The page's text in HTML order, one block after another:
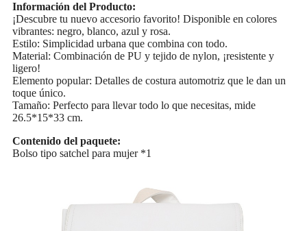
Información del Producto:
¡Descubre tu nuevo accesorio favorito! Disponible en colores
vibrantes: negro, blanco, azul y rosa.
Estilo: Simplicidad urbana que combina con todo.
Material: Combinación de PU y tejido de nylon, ¡resistente y
ligero!
Elemento popular: Detalles de costura automotriz que le dan un
toque único.
Tamaño: Perfecto para llevar todo lo que necesitas, mide
26.5*15*33 cm.
Contenido del paquete:
Bolso tipo satchel para mujer *1